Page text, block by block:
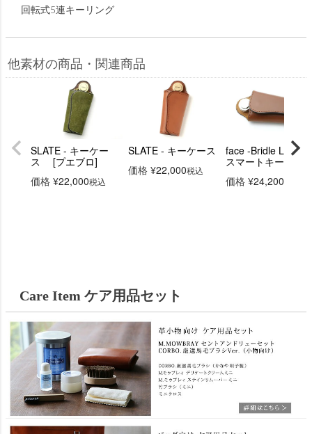
回転式5連キーリング
他素材の商品・関連商品
SLATE - キーケー
ス [プエブロ]
価格 ¥22,000税込
SLATE - キーケース
価格 ¥22,000税込
face -Bridle
スマートキーケー
価格 ¥24,200
Care Item ケア用品セット